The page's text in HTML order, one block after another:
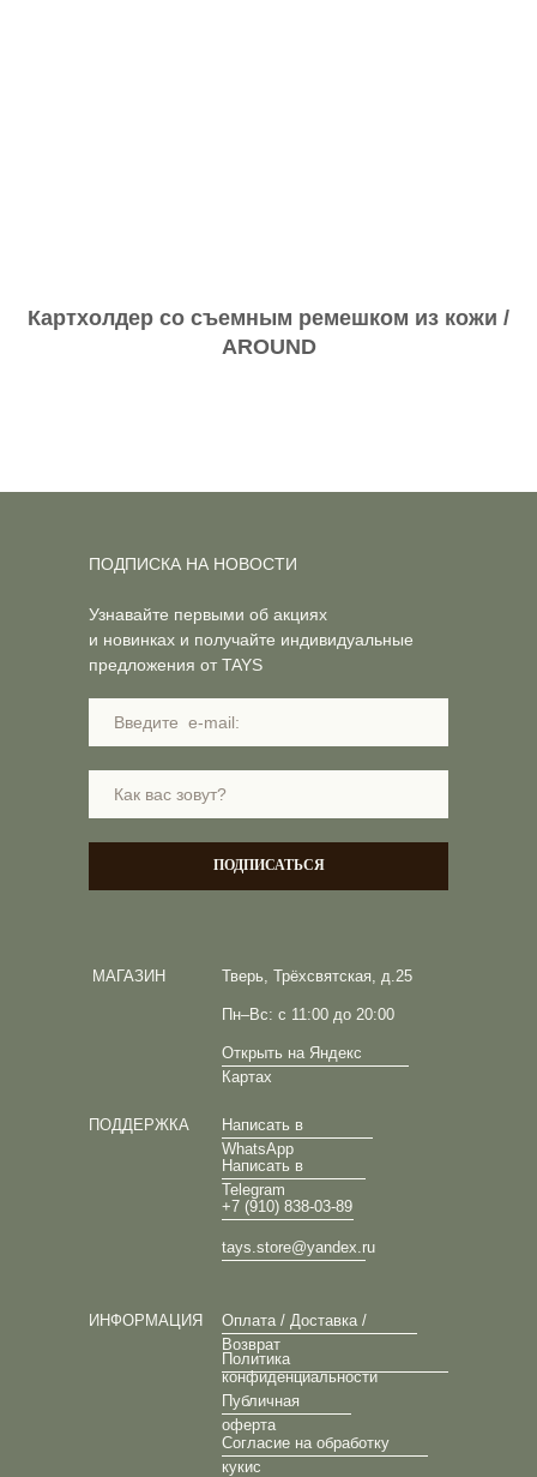
Картхолдер со съемным ремешком из кожи /
AROUND
Тверь, Трёхсвятская, д.25
Пн–Вс: с 11:00 до 20:00
Открыть на Яндекс
Картах
МАГАЗИН
ПОДДЕРЖКА
Написать в
WhatsApp
Написать в
Telegram
+7 (910) 838-03-89
tays.store@yandex.ru
ИНФОРМАЦИЯ
Оплата / Доставка /
Возврат
Политика
конфиденциальности
Публичная
оферта
Согласие на обработку
кукис
Узнавайте первыми об акциях
и новинках и получайте индивидуальные
предложения от TAYS
ПОДПИСАТЬСЯ
ПОДПИСКА НА НОВОСТИ